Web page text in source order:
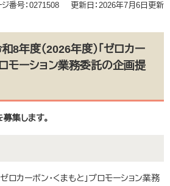
ジ番号：0271508 更新日：2026年7月6日更新
和8年度（2026年度）「ゼロカー
ロモーション業務委託の企画提
集します。
ロカーボン・くまもと」プロモーション業務